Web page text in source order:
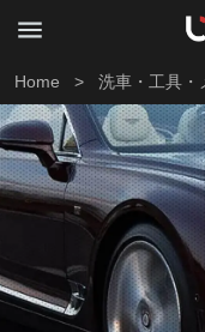
Home > 洗車・工具・